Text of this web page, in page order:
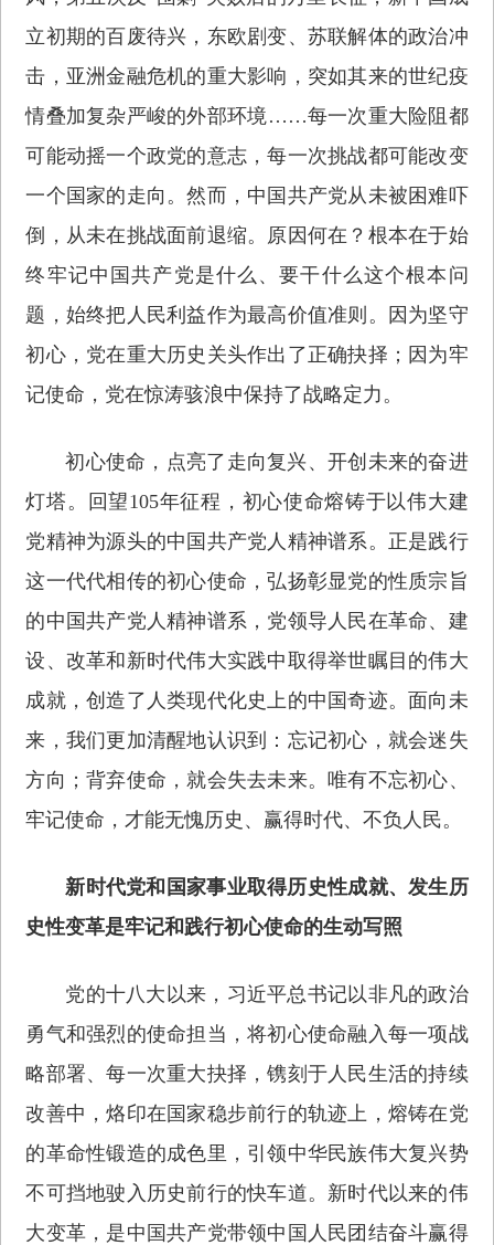
立初期的百废待兴，东欧剧变、苏联解体的政治冲
击，亚洲金融危机的重大影响，突如其来的世纪疫
情叠加复杂严峻的外部环境……每一次重大险阻都
可能动摇一个政党的意志，每一次挑战都可能改变
一个国家的走向。然而，中国共产党从未被困难吓
倒，从未在挑战面前退缩。原因何在？根本在于始
终牢记中国共产党是什么、要干什么这个根本问
题，始终把人民利益作为最高价值准则。因为坚守
初心，党在重大历史关头作出了正确抉择；因为牢
记使命，党在惊涛骇浪中保持了战略定力。
初心使命，点亮了走向复兴、开创未来的奋进
灯塔。回望105年征程，初心使命熔铸于以伟大建
党精神为源头的中国共产党人精神谱系。正是践行
这一代代相传的初心使命，弘扬彰显党的性质宗旨
的中国共产党人精神谱系，党领导人民在革命、建
设、改革和新时代伟大实践中取得举世瞩目的伟大
成就，创造了人类现代化史上的中国奇迹。面向未
来，我们更加清醒地认识到：忘记初心，就会迷失
方向；背弃使命，就会失去未来。唯有不忘初心、
牢记使命，才能无愧历史、赢得时代、不负人民。
新时代党和国家事业取得历史性成就、发生历
史性变革是牢记和践行初心使命的生动写照
党的十八大以来，习近平总书记以非凡的政治
勇气和强烈的使命担当，将初心使命融入每一项战
略部署、每一次重大抉择，镌刻于人民生活的持续
改善中，烙印在国家稳步前行的轨迹上，熔铸在党
的革命性锻造的成色里，引领中华民族伟大复兴势
不可挡地驶入历史前行的快车道。新时代以来的伟
大变革，是中国共产党带领中国人民团结奋斗赢得